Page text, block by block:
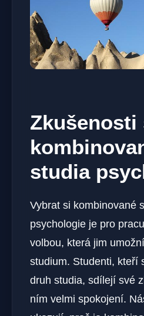
Zkušenosti
studia
Vybrat si kombinované
psychologie je pro
volbou, která jim
studium. Studenti, kteří
druh studia, sdílejí své
ním velmi spokojení.